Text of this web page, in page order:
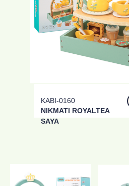
KABI-0160
NIKMATI ROYALTEA
SAYA